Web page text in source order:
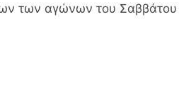
των αγώνων του Σαββάτου